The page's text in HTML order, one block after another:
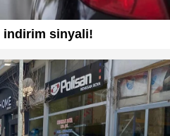
indirim sinyali!